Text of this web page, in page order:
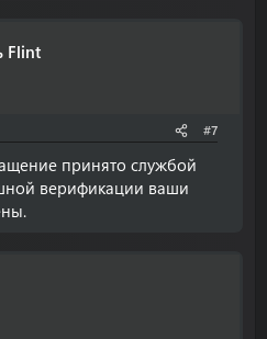
Flint
#7
принято службой
верификации ваши